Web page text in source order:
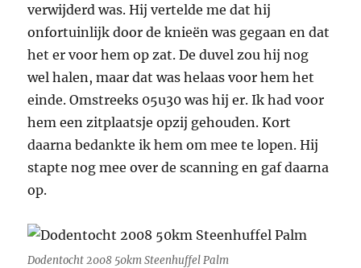
verwijderd was. Hij vertelde me dat hij
onfortuinlijk door de knieën was gegaan en dat
het er voor hem op zat. De duvel zou hij nog
wel halen, maar dat was helaas voor hem het
einde. Omstreeks 05u30 was hij er. Ik had voor
hem een zitplaatsje opzij gehouden. Kort
daarna bedankte ik hem om mee te lopen. Hij
stapte nog mee over de scanning en gaf daarna
op.
Dodentocht 2008 50km Steenhuffel Palm